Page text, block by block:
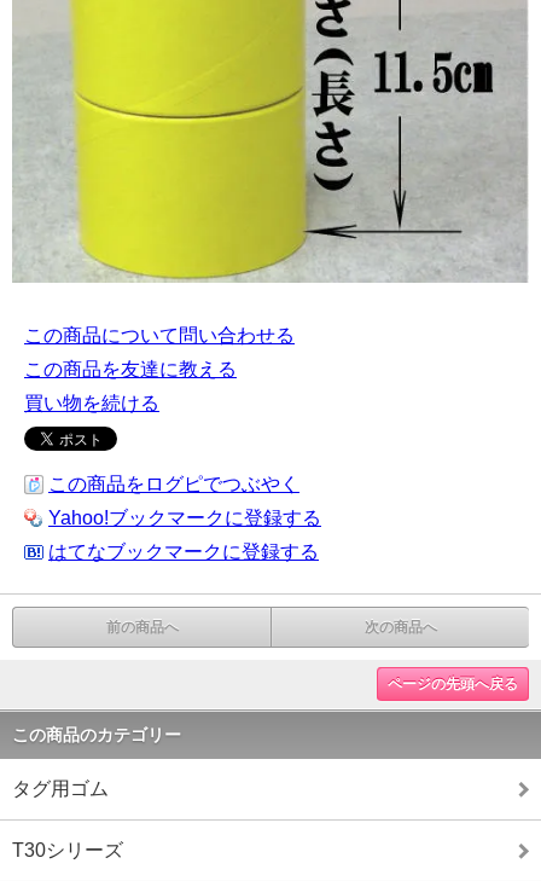
この商品について問い合わせる
この商品を友達に教える
買い物を続ける
この商品をログピでつぶやく
Yahoo!ブックマークに登録する
はてなブックマークに登録する
前の商品へ 次の商品へ
ページの先頭へ戻る
この商品のカテゴリー
タグ用ゴム
T30シリーズ